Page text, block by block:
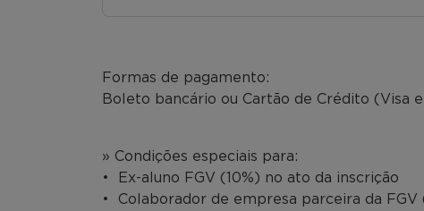
Formas de pagamento:
Boleto bancário ou Cartão de Crédito (Visa
» Condições especiais para:
• Ex-aluno FGV (10%) no ato da inscrição
• Colaborador de empresa parceira da FGV